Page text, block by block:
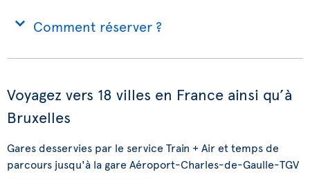
Comment réserver ?
Voyagez vers 18 villes en France ainsi qu’à
Bruxelles
Gares desservies par le service Train + Air et temps de
parcours jusqu'à la gare Aéroport-Charles-de-Gaulle-TGV